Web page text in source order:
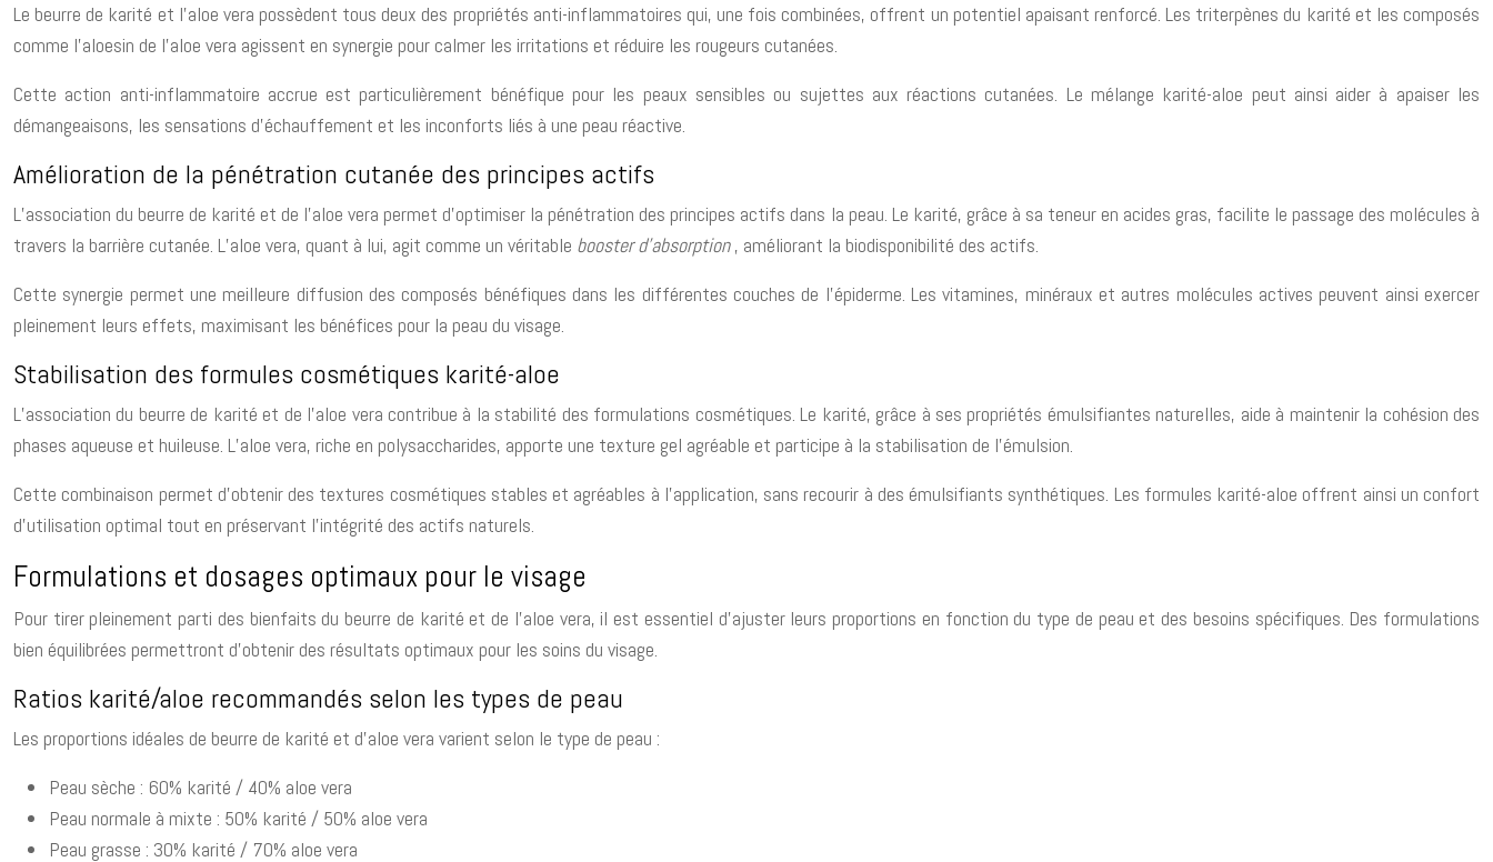
Le beurre de karité et l’aloe vera possèdent tous deux des propriétés anti-inflammatoires qui, une fois combinées, offrent un potentiel apaisant renforcé. Les triterpènes du karité et les composés
comme l’aloesin de l’aloe vera agissent en synergie pour calmer les irritations et réduire les rougeurs cutanées.
Cette action anti-inflammatoire accrue est particulièrement bénéfique pour les peaux sensibles ou sujettes aux réactions cutanées. Le mélange karité-aloe peut ainsi aider à apaiser les
démangeaisons, les sensations d’échauffement et les inconforts liés à une peau réactive.
Amélioration de la pénétration cutanée des principes actifs
L’association du beurre de karité et de l’aloe vera permet d’optimiser la pénétration des principes actifs dans la peau. Le karité, grâce à sa teneur en acides gras, facilite le passage des molécules à
travers la barrière cutanée. L’aloe vera, quant à lui, agit comme un véritable booster d’absorption, améliorant la biodisponibilité des actifs.
Cette synergie permet une meilleure diffusion des composés bénéfiques dans les différentes couches de l’épiderme. Les vitamines, minéraux et autres molécules actives peuvent ainsi exercer
pleinement leurs effets, maximisant les bénéfices pour la peau du visage.
Stabilisation des formules cosmétiques karité-aloe
L’association du beurre de karité et de l’aloe vera contribue à la stabilité des formulations cosmétiques. Le karité, grâce à ses propriétés émulsifiantes naturelles, aide à maintenir la cohésion des
phases aqueuse et huileuse. L’aloe vera, riche en polysaccharides, apporte une texture gel agréable et participe à la stabilisation de l’émulsion.
Cette combinaison permet d’obtenir des textures cosmétiques stables et agréables à l’application, sans recourir à des émulsifiants synthétiques. Les formules karité-aloe offrent ainsi un confort
d’utilisation optimal tout en préservant l’intégrité des actifs naturels.
Formulations et dosages optimaux pour le visage
Pour tirer pleinement parti des bienfaits du beurre de karité et de l’aloe vera, il est essentiel d’ajuster leurs proportions en fonction du type de peau et des besoins spécifiques. Des formulations
bien équilibrées permettront d’obtenir des résultats optimaux pour les soins du visage.
Ratios karité/aloe recommandés selon les types de peau
Les proportions idéales de beurre de karité et d’aloe vera varient selon le type de peau :
Peau sèche : 60% karité / 40% aloe vera
Peau normale à mixte : 50% karité / 50% aloe vera
Peau grasse : 30% karité / 70% aloe vera